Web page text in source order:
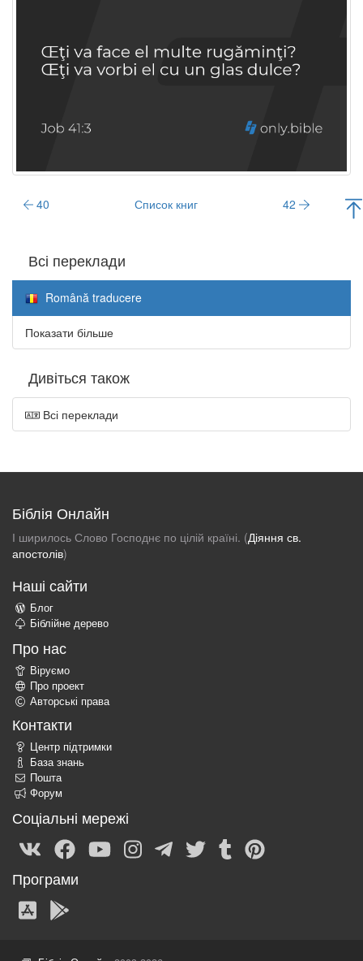
40 Список книг 42
Всі переклади
Română traducere
Показати більше
Дивіться також
Всі переклади
Біблія Онлайн
І ширилось Слово Господнє по цілій країні. (Діяння св.
апостолів)
Наші сайти
Блог
Біблійне дерево
Про нас
Віруємо
Про проект
Авторські права
Контакти
Центр підтримки
База знань
Пошта
Форум
Соціальні мережі
Програми